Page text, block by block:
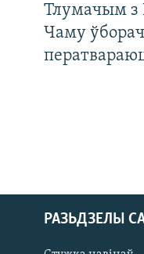
Тлумачым з
Чаму
РАЗЬДЗЕЛЫ